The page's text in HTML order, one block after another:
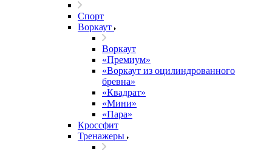
Спорт
Воркаут
Воркаут
«Премиум»
«Воркаут из оцилиндрованного
бревна»
«Квадрат»
«Мини»
«Пара»
Кроссфит
Тренажеры